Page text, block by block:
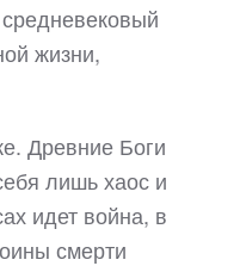
жизни,
Древние Боги
лишь хаос и
идет война, в
смерти